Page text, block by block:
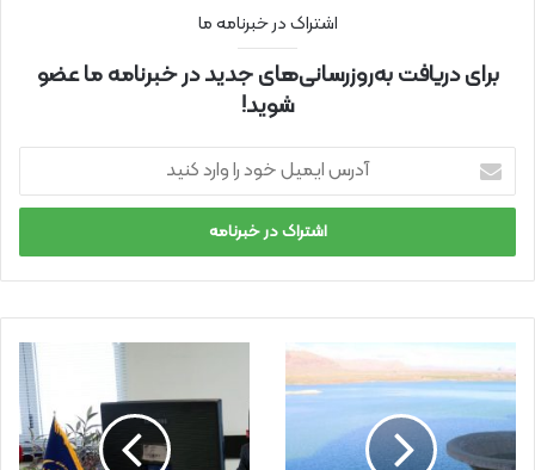
اشتراک در خبرنامه ما
برای دریافت به‌روزرسانی‌های جدید در خبرنامه ما عضو
شوید!
ر
ا
ی
خ
و
د
ر